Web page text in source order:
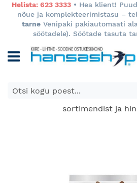
Helista: 623 3333• Hea klient!
nõue ja komplekteerimistasu –
tarne Venipaki pakiautomaati
söötadele). Söötade tasuta
E-poes kuvatavad toodete
poes ja võivad erineda
sortimendist ja